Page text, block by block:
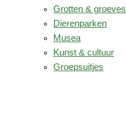
Grotten & groeves
Dierenparken
Musea
Kunst & cultuur
Groepsuitjes